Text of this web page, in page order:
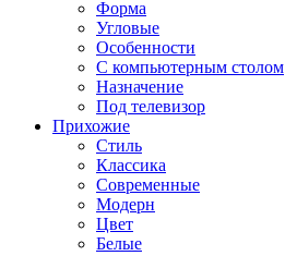
Форма
Угловые
Особенности
С компьютерным столом
Назначение
Под телевизор
Прихожие
Стиль
Классика
Современные
Модерн
Цвет
Белые